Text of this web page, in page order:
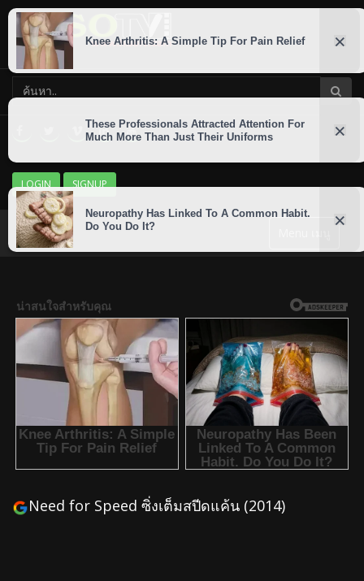
LOGIN SIGNUP
Need for Speed ซิ่งเต็มสปีดแค้น (2014)